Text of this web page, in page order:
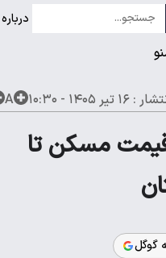
: ۱۶ تیر ۱۴۰۵ - ۱۰:۳۰ A
مسکن تا